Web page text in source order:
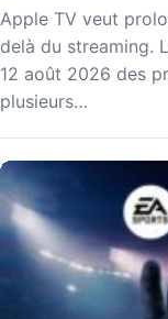
Apple TV veut
delà du streaming.
12 août 2026 des
plusieurs…